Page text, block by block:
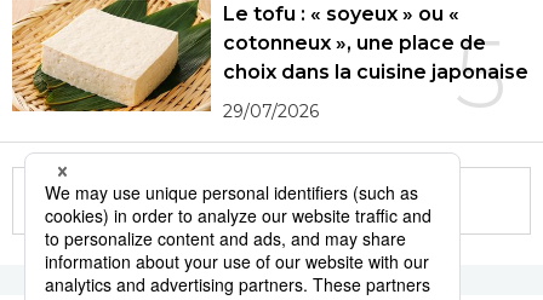
5
Le tofu : « soyeux » ou «
cotonneux », une place de
choix dans la cuisine japonaise
29/07/2026
More in this series